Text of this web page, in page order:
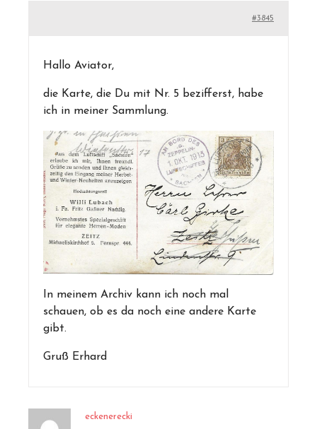
#3845
Hallo Aviator,
die Karte, die Du mit Nr. 5 bezifferst, habe
ich in meiner Sammlung.
In meinem Archiv kann ich noch mal
schauen, ob es da noch eine andere Karte
gibt.
Gruß Erhard
eckenerecki